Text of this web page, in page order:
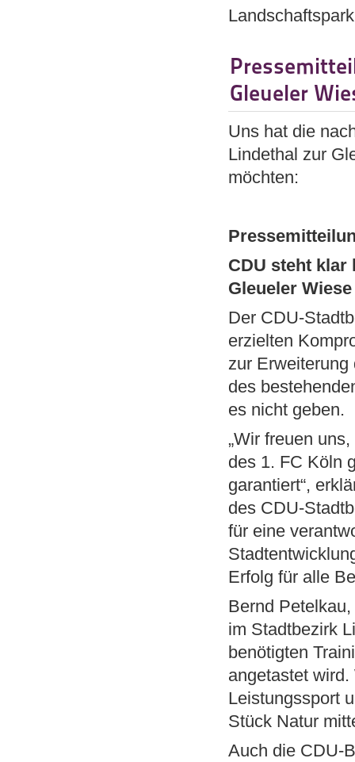
Gleueler
Uns hat die
Lindethal zur
möchten:
CDU steht
Gleueler
Der CDU-
erzielten
zur
des
es nicht geben.
„Wir freuen
des 1. FC Köln
garantiert“,
des CDU-
für eine
Erfolg für alle
Bernd
im Stadtbezirk
benötigten
angetastet
Leistungssport
Stück Natur
Auch die CDU-